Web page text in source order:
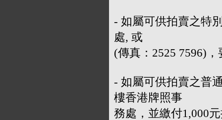
- 如屬可供拍賣之特
處, 或
(傳真：2525 7596)
- 如屬可供拍賣之普
樓香港牌照事
務處，並繳付1,000